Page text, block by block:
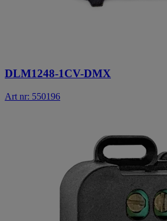
DLM1248-1CV-DMX
Art nr: 550196